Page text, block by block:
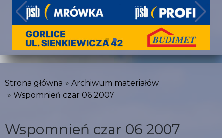
Strona główna
Archiwum materiałów
Wspomnień czar 06 2007
Wspomnień czar 06 2007